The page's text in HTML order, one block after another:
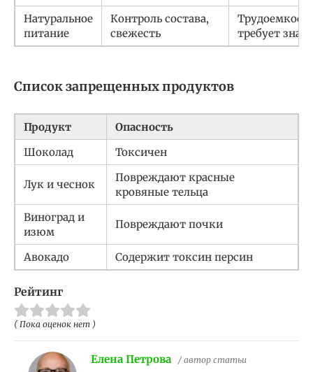
Натуральное
питание
Контроль состава,
свежесть
требует
Список запрещенных продуктов
Продукт
Опасность
Шоколад
Токсичен
Лук и чеснок
Повреждают красные
кровяные тельца
Виноград и
изюм
Повреждают почки
Авокадо Содержит токсин персин
Рейтинг
( Пока оценок нет )
Елена Петрова / автор статьи